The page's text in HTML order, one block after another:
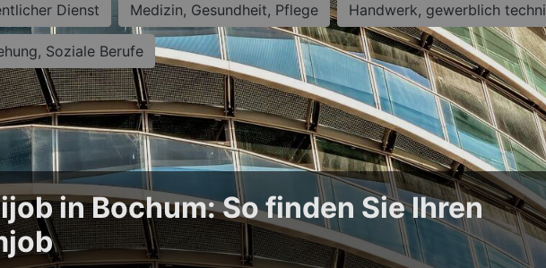
Dienst Medizin, Gesundheit, Pflege Handwerk, gewerblich
Soziale Berufe
in Bochum: So finden Sie Ihren